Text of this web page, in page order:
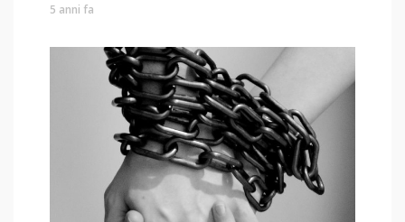
5 anni fa